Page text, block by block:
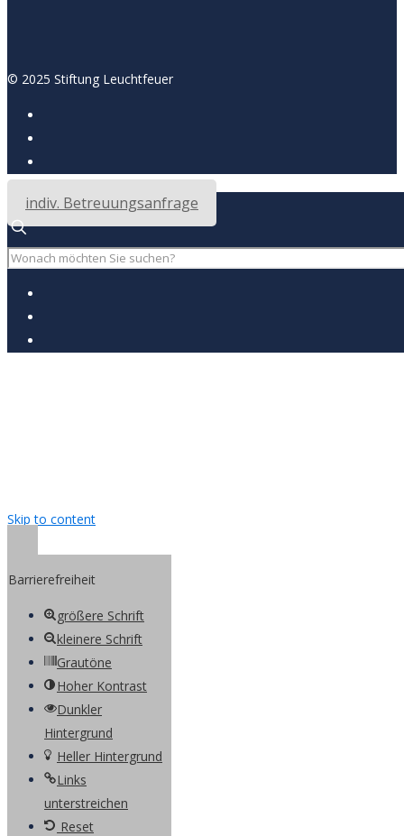
© 2025 Stiftung Leuchtfeuer
indiv. Betreuungsanfrage
Skip to content
Barrierefreiheit
größere Schrift
kleinere Schrift
Grautöne
Hoher Kontrast
Dunkler
Hintergrund
Heller Hintergrund
Links
unterstreichen
Reset